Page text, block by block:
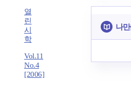
열
린
시
학
Vol.11
No.4
[2006]
나